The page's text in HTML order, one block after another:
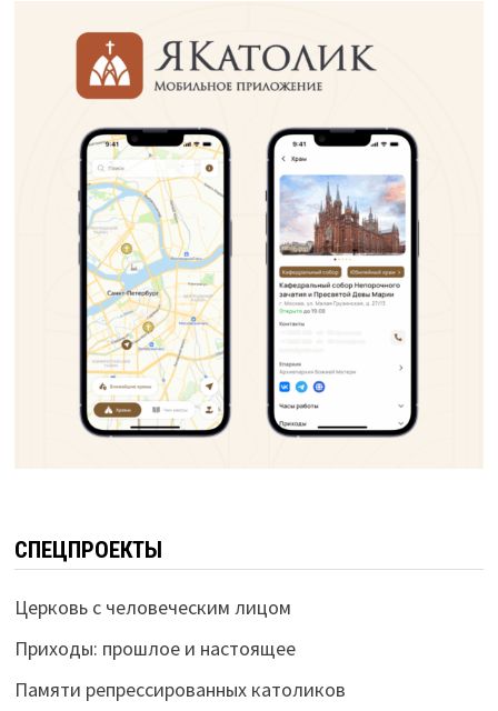
СПЕЦПРОЕКТЫ
Церковь с человеческим лицом
Приходы: прошлое и настоящее
Памяти репрессированных католиков